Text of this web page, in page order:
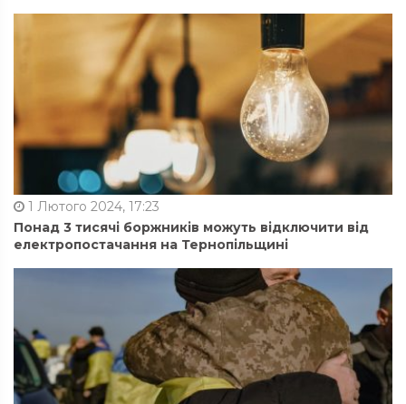
1 Лютого 2024, 17:23
Понад 3 тисячі боржників можуть відключити від
електропостачання на Тернопільщині